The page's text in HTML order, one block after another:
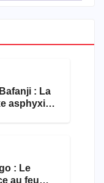
: La
asphyxie
: Le
au feu